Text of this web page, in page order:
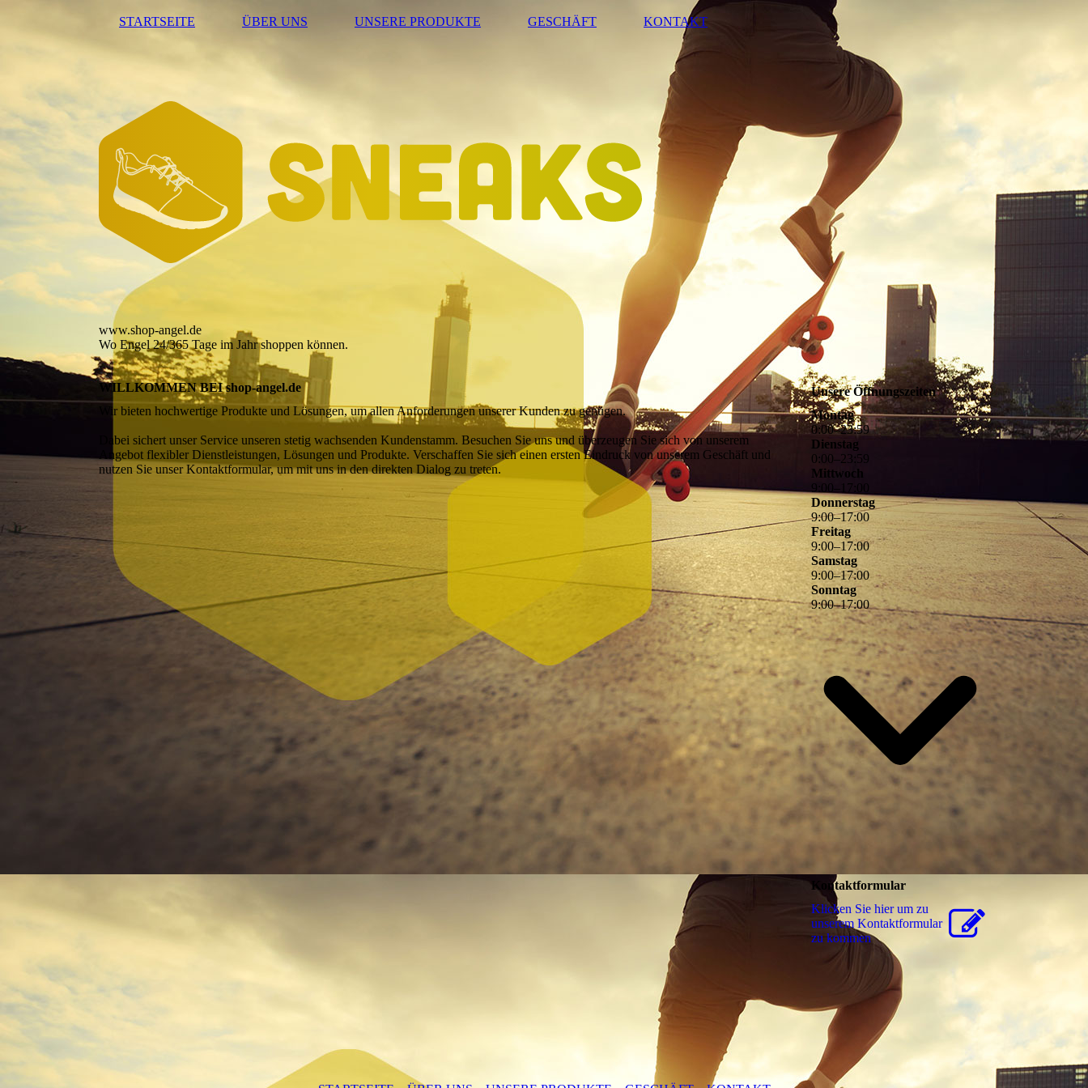
STARTSEITE ÜBER UNS UNSERE PRODUKTE GESCHÄFT KONTAKT
www.shop-angel.de
Wo Engel 24/365 Tage im Jahr shoppen können.
WILLKOMMEN BEI shop-angel.de
Wir bieten hochwertige Produkte und Lösungen, um allen Anforderungen unserer Kunden zu genügen.
Dabei sichert unser Service unseren stetig wachsenden Kundenstamm. Besuchen Sie uns und überzeugen Sie sich von unserem
Angebot flexibler Dienstleistungen, Lösungen und Produkte. Verschaffen Sie sich einen ersten Eindruck von unserem Geschäft und
nutzen Sie unser Kontaktformular, um mit uns in den direkten Dialog zu treten.
Unsere Öffnungszeiten
Montag
0:00–23:59
Dienstag
0:00–23:59
Mittwoch
9
00 17
Donnerstag
9:00–17:00
Freitag
9:00–17:00
Samstag
9:00–17:00
Sonntag
9:00–17:00
Kontaktformular
Klicken Sie hier um zu
unserem Kon­takt­for­mu­lar
zu kommen